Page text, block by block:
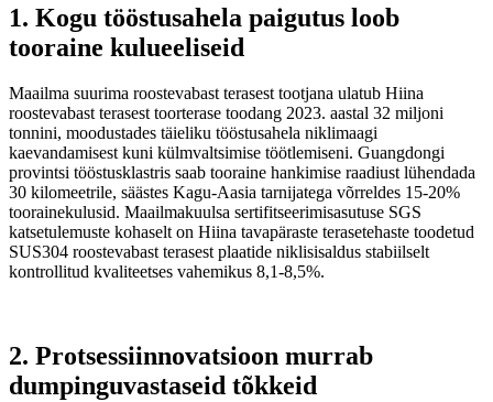
1. Kogu tööstusahela paigutus loob
tooraine kulueeliseid
Maailma suurima roostevabast terasest tootjana ulatub Hiina
roostevabast terasest toorterase toodang 2023. aastal 32 miljoni
tonnini, moodustades täieliku tööstusahela niklimaagi
kaevandamisest kuni külmvaltsimise töötlemiseni. Guangdongi
provintsi tööstusklastris saab tooraine hankimise raadiust lühendada
30 kilomeetrile, säästes Kagu-Aasia tarnijatega võrreldes 15-20%
toorainekulusid. Maailmakuulsa sertifitseerimisasutuse SGS
katsetulemuste kohaselt on Hiina tavapäraste terasetehaste toodetud
SUS304 roostevabast terasest plaatide niklisisaldus stabiilselt
kontrollitud kvaliteetses vahemikus 8,1-8,5%.
2. Protsessiinnovatsioon murrab
dumpinguvastaseid tõkkeid